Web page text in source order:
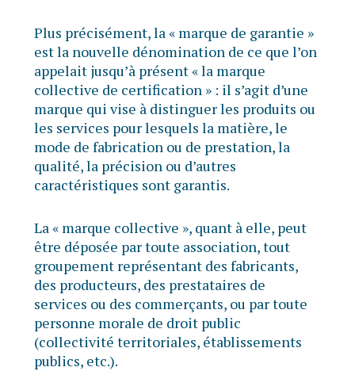
Plus précisément, la « marque de garantie »
est la nouvelle dénomination de ce que l’on
appelait jusqu’à présent « la marque
collective de certification » : il s’agit d’une
marque qui vise à distinguer les produits ou
les services pour lesquels la matière, le
mode de fabrication ou de prestation, la
qualité, la précision ou d’autres
caractéristiques sont garantis.
La « marque collective », quant à elle, peut
être déposée par toute association, tout
groupement représentant des fabricants,
des producteurs, des prestataires de
services ou des commerçants, ou par toute
personne morale de droit public
(collectivité territoriales, établissements
publics, etc.).